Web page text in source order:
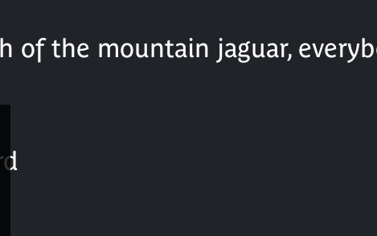
of the mountain jaguar,